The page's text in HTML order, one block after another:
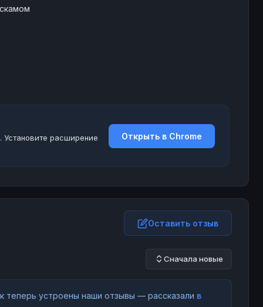
Установите расширение
Открыть в Chrome
Оставить отзыв
Сначала новые
теперь устроены наши отзывы — рассказали в